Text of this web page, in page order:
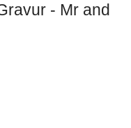
- Mr and